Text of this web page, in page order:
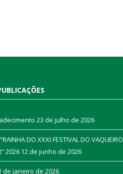
23 de julho de 2026
DO XXXI FESTIVAL DO VAQUEIRO
2026 12 de junho de 2026
de janeiro de 2026